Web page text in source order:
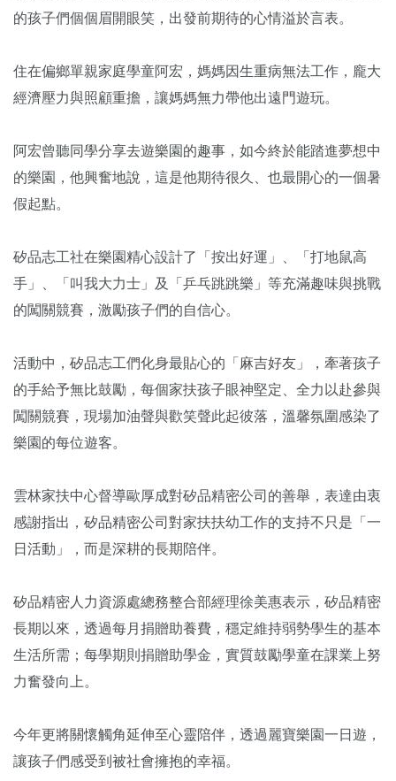
的孩子們個個眉開眼笑，出發前期待的心情溢於言表。
住在偏鄉單親家庭學童阿宏，媽媽因生重病無法工作，龐大
經濟壓力與照顧重擔，讓媽媽無力帶他出遠門遊玩。
阿宏曾聽同學分享去遊樂園的趣事，如今終於能踏進夢想中
的樂園，他興奮地說，這是他期待很久、也最開心的一個暑
假起點。
矽品志工社在樂園精心設計了「按出好運」、「打地鼠高
手」、「叫我大力士」及「乒乓跳跳樂」等充滿趣味與挑戰
的闖關競賽，激勵孩子們的自信心。
活動中，矽品志工們化身最貼心的「麻吉好友」，牽著孩子
的手給予無比鼓勵，每個家扶孩子眼神堅定、全力以赴參與
闖關競賽，現場加油聲與歡笑聲此起彼落，溫馨氛圍感染了
樂園的每位遊客。
雲林家扶中心督導歐厚成對矽品精密公司的善舉，表達由衷
感謝指出，矽品精密公司對家扶扶幼工作的支持不只是「一
日活動」，而是深耕的長期陪伴。
矽品精密人力資源處總務整合部經理徐美惠表示，矽品精密
長期以來，透過每月捐贈助養費，穩定維持弱勢學生的基本
生活所需；每學期則捐贈助學金，實質鼓勵學童在課業上努
力奮發向上。
今年更將關懷觸角延伸至心靈陪伴，透過麗寶樂園一日遊，
讓孩子們感受到被社會擁抱的幸福。